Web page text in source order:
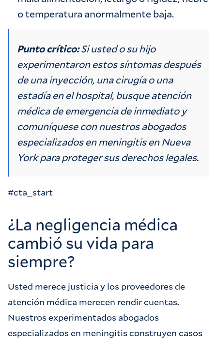
o temperatura anormalmente baja.
Punto crítico:Si usted o su hijo
experimentaron estos síntomas después
de una inyección, una cirugía o una
estadía en el hospital, busque atención
médica de emergencia de inmediato y
comuníquese con nuestros abogados
especializados en meningitis en Nueva
York para proteger sus derechos legales.
#cta_start
¿La negligencia médica
cambió su vida para
siempre?
Usted merece justicia y los proveedores de
atención médica merecen rendir cuentas.
Nuestros experimentados abogados
especializados en meningitis construyen casos